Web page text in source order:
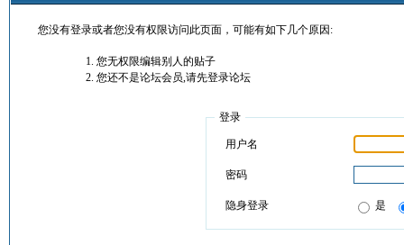
您没有登录或者您没有权限访问此页面，可能有如下几个原因:
您无权限编辑别人的贴子
您还不是论坛会员,请先登录论坛
登录
用户名
密码
隐身登录 是